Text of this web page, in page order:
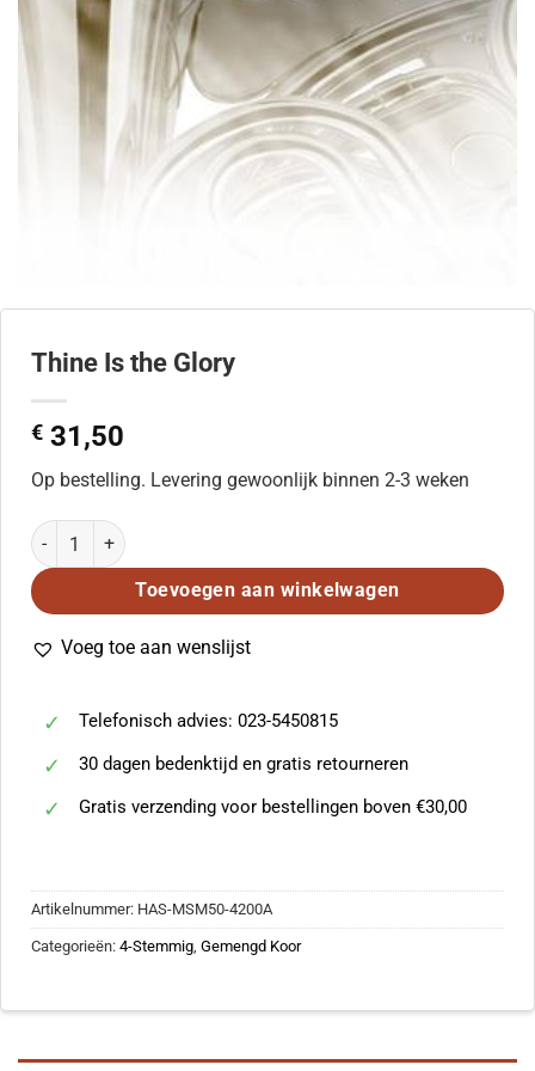
Thine Is the Glory
€ 31,50
Op bestelling. Levering gewoonlijk binnen 2-3 weken
Thine Is the Glory aantal
Toevoegen aan winkelwagen
Voeg toe aan wenslijst
Telefonisch advies: 023-5450815
30 dagen bedenktijd en gratis retourneren
Gratis verzending voor bestellingen boven €30,00
Artikelnummer: HAS-MSM50-4200A
Categorieën: 4-Stemmig Gemengd Koor